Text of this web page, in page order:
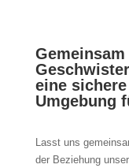
Gemeinsam
eine
Umgebung
Lasst uns
der Beziehung